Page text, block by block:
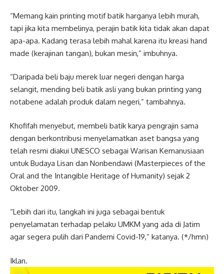
“Memang kain printing motif batik harganya lebih murah,
tapi jika kita membelinya, perajin batik kita tidak akan dapat
apa-apa. Kadang terasa lebih mahal karena itu kreasi hand
made (kerajinan tangan), bukan mesin,” imbuhnya.
“Daripada beli baju merek luar negeri dengan harga
selangit, mending beli batik asli yang bukan printing yang
notabene adalah produk dalam negeri,” tambahnya.
Khofifah menyebut, membeli batik karya pengrajin sama
dengan berkontribusi menyelamatkan aset bangsa yang
telah resmi diakui UNESCO sebagai Warisan Kemanusiaan
untuk Budaya Lisan dan Nonbendawi (Masterpieces of the
Oral and the Intangible Heritage of Humanity) sejak 2
Oktober 2009.
“Lebih dari itu, langkah ini juga sebagai bentuk
penyelamatan terhadap pelaku UMKM yang ada di Jatim
agar segera pulih dari Pandemi Covid-19,” katanya. (*/hmn)
Iklan.